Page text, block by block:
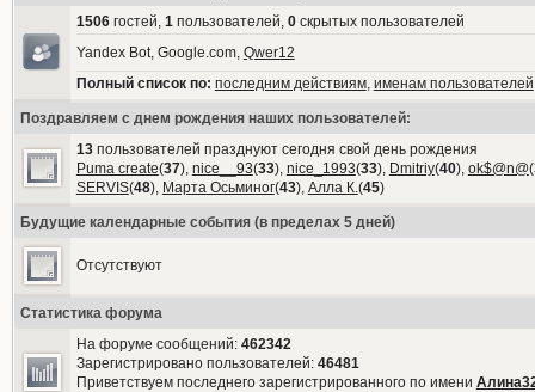
1506гостей, 1пользователей, 0скрытых пользователей
Yandex Bot, Google.com, Qwer12
Полный список по: последним действиям, именам пользователей
Поздравляем с днем рождения наших пользователей:
13пользователей празднуют сегодня свой день рождения
Puma create(37), nice__93(33), nice_1993(33), Dmitriy(40), ok$@n@(
SERVIS(48), Марта Осьминог(43), Алла К.(45)
Будущие календарные события (в пределах 5 дней)
Отсутствуют
Статистика форума
На форуме сообщений: 462342
Зарегистрировано пользователей: 46481
Приветствуем последнего зарегистрированного по имени